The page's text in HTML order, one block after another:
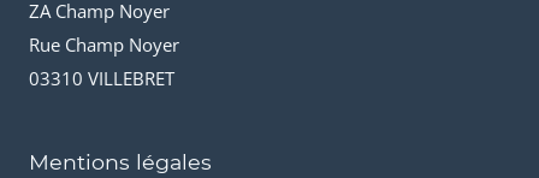
ZA Champ Noyer
Rue Champ Noyer
03310 VILLEBRET
Mentions légales